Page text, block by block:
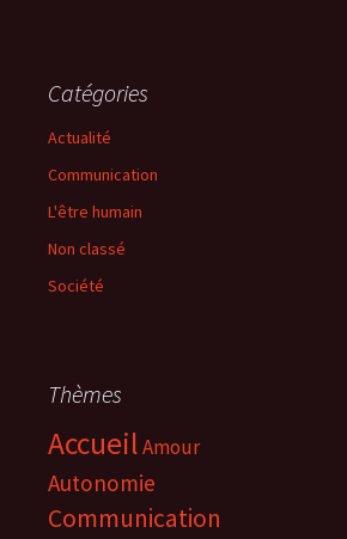
Catégories
Actualité
Communication
L'être humain
Non classé
Société
Thèmes
AccueilAmour
Autonomie
Communication